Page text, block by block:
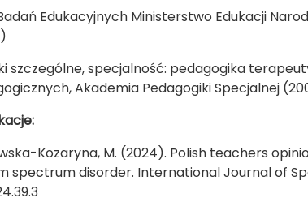
Edukacyjnych Ministerstwo Edukacji
szczególne, specjalność: pedagogika
Akademia Pedagogiki Specjalnej
Kozaryna, M. (2024). Polish teachers
spectrum disorder. International Journal of